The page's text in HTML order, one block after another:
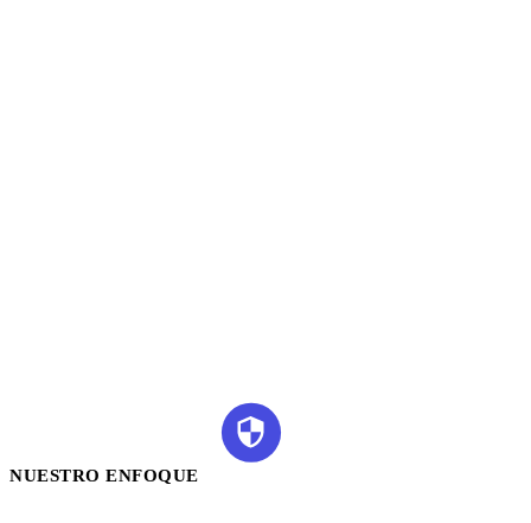
NUESTRO ENFOQUE